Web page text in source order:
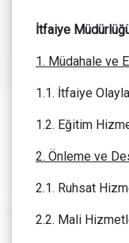
İtfaiye
1. Müdahale ve
1.1. İtfaiye
1.2. Eğitim
2. Önleme ve
2.1. Ruhsat
2.2. Mali